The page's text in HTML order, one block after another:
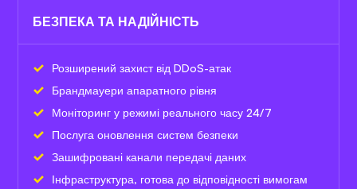
БЕЗПЕКА ТА НАДІЙНІСТЬ
Розширений захист від DDoS-атак
Брандмауери апаратного рівня
Моніторинг у режимі реального часу 24/7
Послуга оновлення систем безпеки
Зашифровані канали передачі даних
Інфраструктура, готова до відповідності вимогам